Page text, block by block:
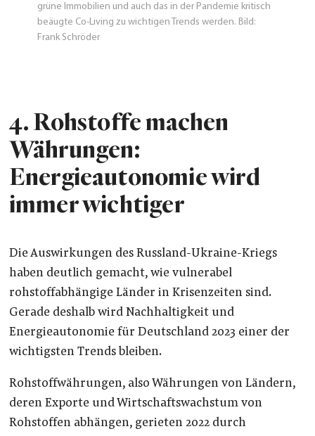
grüne Immobilien und auch das in der Pandemie kritisch
beäugte Co-Living zu wichtigen Trends werden. Bild:
Frank Schröder
4. Rohstoffe machen
Währungen:
Energieautonomie wird
immer wichtiger
Die Auswirkungen des Russland-Ukraine-Kriegs
haben deutlich gemacht, wie vulnerabel
rohstoffabhängige Länder in Krisenzeiten sind.
Gerade deshalb wird Nachhaltigkeit und
Energieautonomie für Deutschland 2023 einer der
wichtigsten Trends bleiben.
Rohstoffwährungen, also Währungen von Ländern,
deren Exporte und Wirtschaftswachstum von
Rohstoffen abhängen, gerieten 2022 durch